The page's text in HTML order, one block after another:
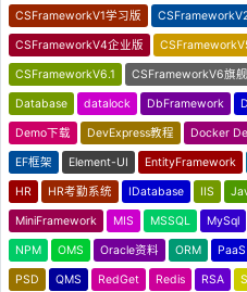
CSFrameworkV1学习版
CSFrameworkV4企业版
CSFrameworkV6.1 CSFrameworkV6旗
Database datalock DbFramework
Demo下载 DevExpress教程 Docker
EF框架 Element-UI EntityFramework
HR HR考勤系统 IDatabase IIS
MiniFramework MIS MSSQL MySql
NPM OMS Oracle资料 ORM PaaS
PSD QMS RedGet Redis RSA